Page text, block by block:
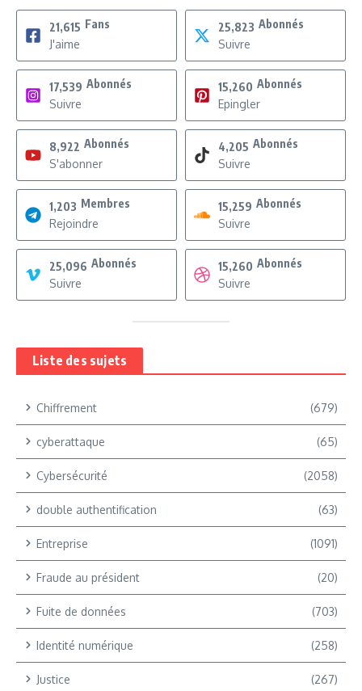
21,615 Fans
J'aime
25,823 Abonnés
Suivre
17,539 Abonnés
Suivre
15,260 Abonnés
Epingler
8,922 Abonnés
S'abonner
4,205 Abonnés
Suivre
1,203 Membres
Rejoindre
15,259 Abonnés
Suivre
25,096 Abonnés
Suivre
15,260 Abonnés
Suivre
Liste des sujets
Chiffrement (679)
cyberattaque (65)
Cybersécurité (2058)
double authentification (63)
Entreprise (1091)
Fraude au président (20)
Fuite de données (703)
Identité numérique (258)
Justice (267)